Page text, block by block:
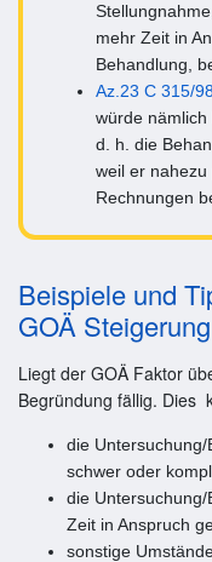
mehr Zeit in
Behandlung,
Az.23 C 315/98
würde nämlich
d. h. die
weil er
Rechnungen
Beispiele und
GOÄ Steigerung
Liegt der GOÄ Faktor
Begründung fällig. Dies
die
schwer oder
die
Zeit in Anspruch
sonstige